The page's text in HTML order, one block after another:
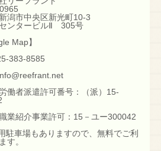
潟市中央区新光町10-3
ンタービルⅡ 305号
Map】
383-8585
働者派遣許可番号：（派）15-
業紹介事業許可：15－ユー300042
駐車場もありますので、無料でご利
す。